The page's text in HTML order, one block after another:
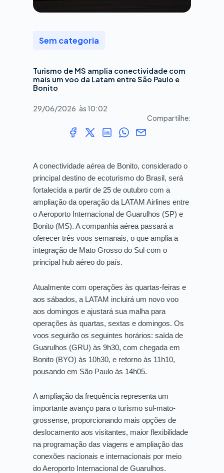
Sem categoria
Turismo de MS amplia conectividade com
mais um voo da Latam entre São Paulo e
Bonito
29/06/2026 às10:02
Compartilhe:
A conectividade aérea de Bonito, considerado o
principal destino de ecoturismo do Brasil, será
fortalecida a partir de 25 de outubro com a
ampliação da operação da LATAM Airlines entre
o Aeroporto Internacional de Guarulhos (SP) e
Bonito (MS). A companhia aérea passará a
oferecer três voos semanais, o que amplia a
integração de Mato Grosso do Sul com o
principal hub aéreo do país.
Atualmente com operações às quartas-feiras e
aos sábados, a LATAM incluirá um novo voo
aos domingos e ajustará sua malha para
operações às quartas, sextas e domingos. Os
voos seguirão os seguintes horários: saída de
Guarulhos (GRU) às 9h30, com chegada em
Bonito (BYO) às 10h30, e retorno às 11h10,
pousando em São Paulo às 14h05.
A ampliação da frequência representa um
importante avanço para o turismo sul-mato-
grossense, proporcionando mais opções de
deslocamento aos visitantes, maior flexibilidade
na programação das viagens e ampliação das
conexões nacionais e internacionais por meio
do Aeroporto Internacional de Guarulhos.